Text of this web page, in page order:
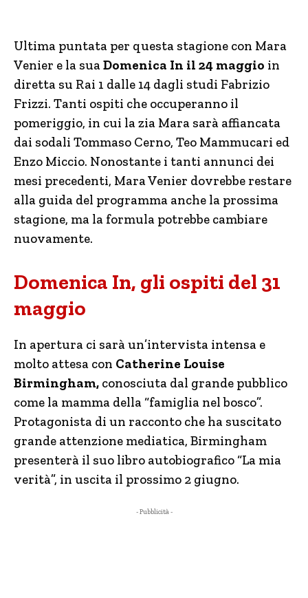
Ultima puntata per questa stagione con Mara
Venier e la suaDomenica In il 24 maggio in
diretta su Rai 1 dalle 14 dagli studi Fabrizio
Frizzi. Tanti ospiti che occuperanno il
pomeriggio, in cui la zia Mara sarà affiancata
dai sodali Tommaso Cerno, Teo Mammucari ed
Enzo Miccio. Nonostante i tanti annunci dei
mesi precedenti, Mara Venier dovrebbe restare
alla guida del programma anche la prossima
stagione, ma la formula potrebbe cambiare
nuovamente.
Domenica In, gli ospiti del 31
maggio
In apertura ci sarà un’intervista intensa e
molto attesa con Catherine Louise
Birmingham, conosciuta dal grande pubblico
come la mamma della “famiglia nel bosco”.
Protagonista di un racconto che ha suscitato
grande attenzione mediatica, Birmingham
presenterà il suo libro autobiografico “La mia
verità”, in uscita il prossimo 2 giugno.
- Pubblicità -